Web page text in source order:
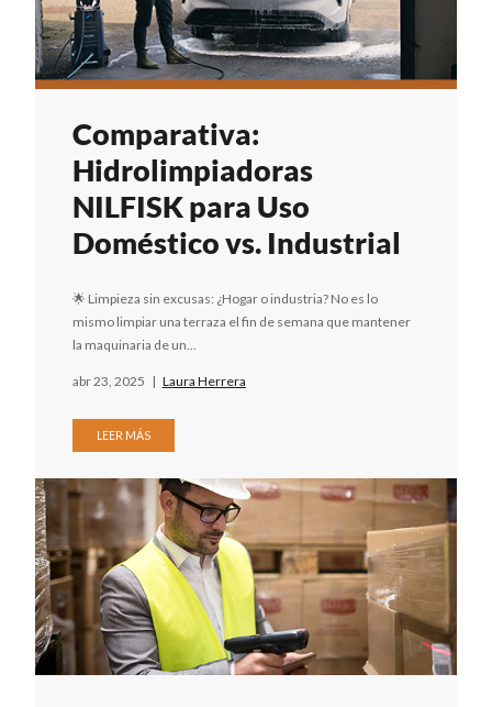
Comparativa:
Hidrolimpiadoras
NILFISK para Uso
Doméstico vs. Industrial
🌟 Limpieza sin excusas: ¿Hogar o industria? No es lo
mismo limpiar una terraza el fin de semana que mantener
la maquinaria de un...
abr 23, 2025 | Laura Herrera
LEER MÁS